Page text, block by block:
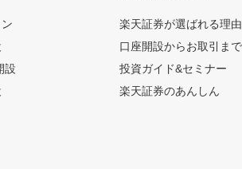
設
楽天証券が選ばれる理由
口座開設からお取引ま
投資ガイド&セミナー
楽天証券のあんしん